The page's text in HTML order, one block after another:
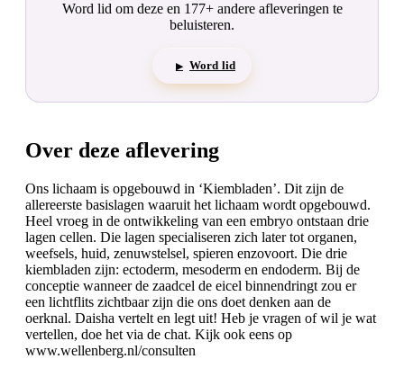
Word lid om deze en 177+ andere afleveringen te
beluisteren.
▶ Word lid
Over deze aflevering
Ons lichaam is opgebouwd in ‘Kiembladen’. Dit zijn de
allereerste basislagen waaruit het lichaam wordt opgebouwd.
Heel vroeg in de ontwikkeling van een embryo ontstaan drie
lagen cellen. Die lagen specialiseren zich later tot organen,
weefsels, huid, zenuwstelsel, spieren enzovoort. Die drie
kiembladen zijn: ectoderm, mesoderm en endoderm. Bij de
conceptie wanneer de zaadcel de eicel binnendringt zou er
een lichtflits zichtbaar zijn die ons doet denken aan de
oerknal. Daisha vertelt en legt uit! Heb je vragen of wil je wat
vertellen, doe het via de chat. Kijk ook eens op
www.wellenberg.nl/consulten